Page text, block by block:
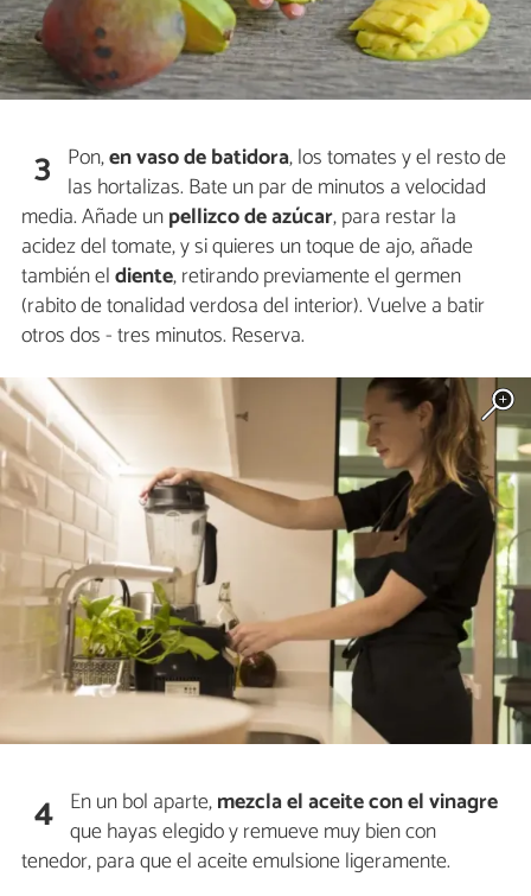
3 Pon,en vaso de batidora, los tomates y el resto de
las hortalizas. Bate un par de minutos a velocidad
media. Añade unpellizco de azúcar, para restar la
acidez del tomate, y si quieres un toque de ajo, añade
también eldiente, retirando previamente el germen
(rabito de tonalidad verdosa del interior). Vuelve a batir
otros dos - tres minutos. Reserva.
4 En un bol aparte,mezcla el aceite con el vinagre
que hayas elegido y remueve muy bien con
tenedor, para que el aceite emulsione ligeramente.